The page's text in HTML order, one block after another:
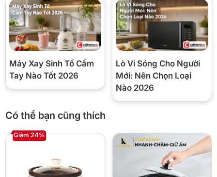
Model JSC-107
Dung tích 1 lít
Công suất
Chế độ nấu
7 chương trình: hầm canh, canh
trong, cháo dinh dưỡng, cháo ăn
dặm, trứng hấp, nấu chè, tổ yến,
Tối đa 24 tiếng
Lòng nồi Thố sứ trắng mịn
Máy Xay Sinh Tố Cầm
Tay Nào Tốt 2026
Lò Vi Sóng Cho Người
Mới: Nên Chọn Loại
Nào 2026
Có thể bạn cũng thích
Giảm 24%